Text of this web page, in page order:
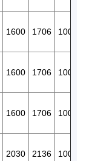
1600 1706 100
1600 1706 100
1600 1706 100
2030 2136 100